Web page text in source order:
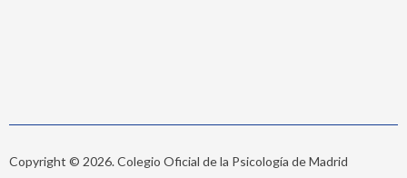
Copyright © 2026. Colegio Oficial de la Psicología de Madrid